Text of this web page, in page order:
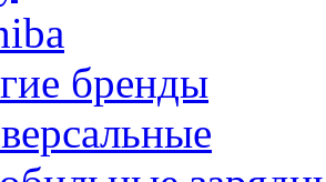
бренды